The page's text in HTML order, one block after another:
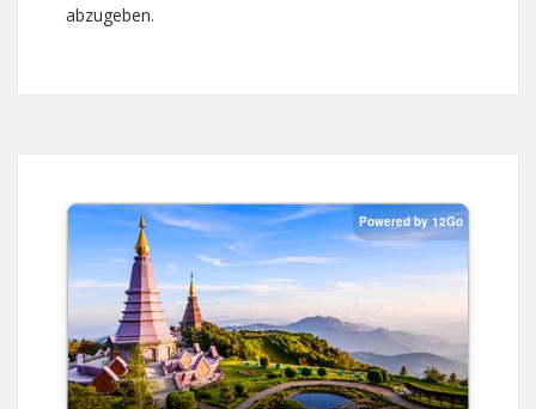
abzugeben.